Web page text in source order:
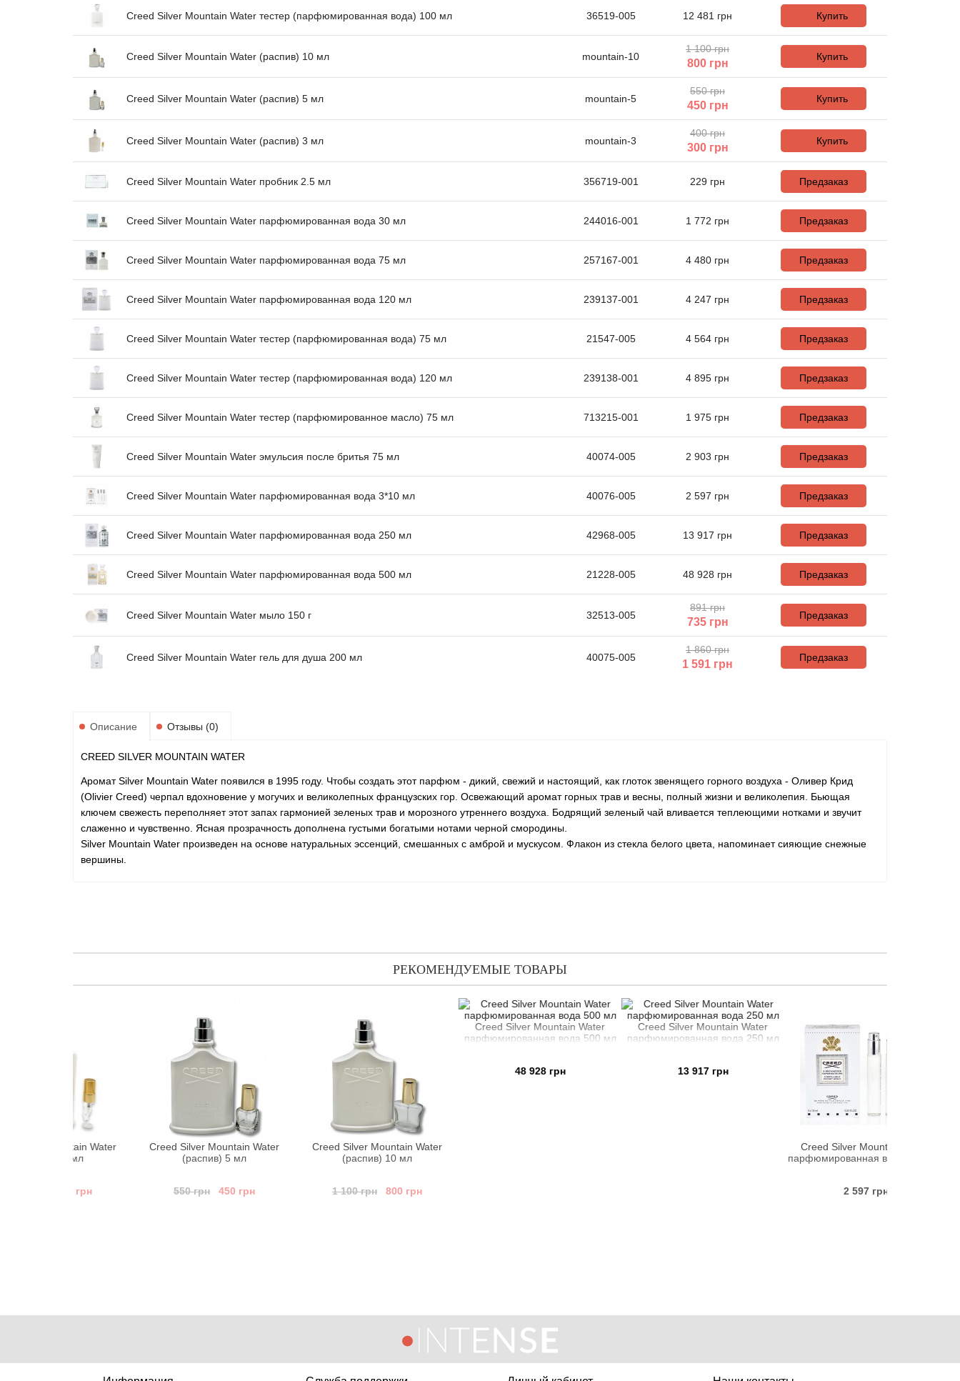
Creed Silver Mountain Water тестер (парфюмированная вода) 100 мл 36519-005 12 481 грн Купить
Creed Silver Mountain Water (распив) 10 мл mountain-10
1 100 грн
800 грн
Купить
Creed Silver Mountain Water (распив) 5 мл mountain-5
550 грн
450 грн
Купить
Creed Silver Mountain Water (распив) 3 мл mountain-3
400 грн
300 грн
Купить
Creed Silver Mountain Water пробник 2.5 мл 356719-001 229 грн Предзаказ
Creed Silver Mountain Water парфюмированная вода 30 мл 244016-001 1 772 грн Предзаказ
Creed Silver Mountain Water парфюмированная вода 75 мл 257167-001 4 480 грн Предзаказ
Creed Silver Mountain Water парфюмированная вода 120 мл 239137-001 4 247 грн Предзаказ
Creed Silver Mountain Water тестер (парфюмированная вода) 75 мл 21547-005 4 564 грн Предзаказ
Creed Silver Mountain Water тестер (парфюмированная вода) 120 мл 239138-001 4 895 грн Предзаказ
Creed Silver Mountain Water тестер (парфюмированное масло) 75 мл 713215-001 1 975 грн Предзаказ
Creed Silver Mountain Water эмульсия после бритья 75 мл 40074-005 2 903 грн Предзаказ
Creed Silver Mountain Water парфюмированная вода 3*10 мл 40076-005 2 597 грн Предзаказ
Creed Silver Mountain Water парфюмированная вода 250 мл 42968-005 13 917 грн Предзаказ
Creed Silver Mountain Water парфюмированная вода 500 мл 21228-005 48 928 грн Предзаказ
Creed Silver Mountain Water мыло 150 г 32513-005
891 грн
735 грн
Предзаказ
Creed Silver Mountain Water гель для душа 200 мл 40075-005
1 860 грн
1 591 грн
Предзаказ
Описание Отзывы (0)
CREED SILVER MOUNTAIN WATER
Аромат Silver Mountain Water появился в 1995 году. Чтобы создать этот парфюм - дикий, свежий и настоящий, как глоток звенящего горного воздуха - Оливер Крид
(Olivier Creed) черпал вдохновение у могучих и великолепных французских гор. Освежающий аромат горных трав и весны, полный жизни и великолепия. Бьющая
ключем свежесть переполняет этот запах гармонией зеленых трав и морозного утреннего воздуха. Бодрящий зеленый чай вливается теплеющими нотками и звучит
слаженно и чувственно. Ясная прозрачность дополнена густыми богатыми нотами черной смородины.
Silver Mountain Water произведен на основе натуральных эссенций, смешанных с амброй и мускусом. Флакон из стекла белого цвета, напоминает сияющие снежные
вершины.
РЕКОМЕНДУЕМЫЕ ТОВАРЫ
Creed Silver Mountain Water
(распив) 5 мл
450 грн
Creed Silver Mountain Water
(распив) 10 мл
800 грн
Creed Silver Mountain Water
парфюмированная вода 500 мл
Creed Silver Mountain Water
парфюмированная вода 250 мл
Creed Silver Mountain Water
парфюмированная вода 3*10 мл